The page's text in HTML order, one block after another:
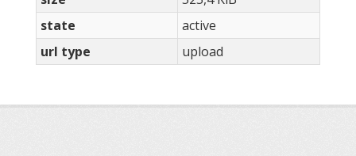
state
active
url type
upload